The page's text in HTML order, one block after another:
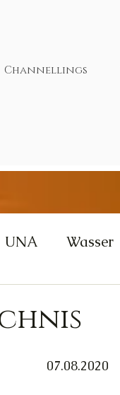
Channellings
UNA Wasser
07.08.2020